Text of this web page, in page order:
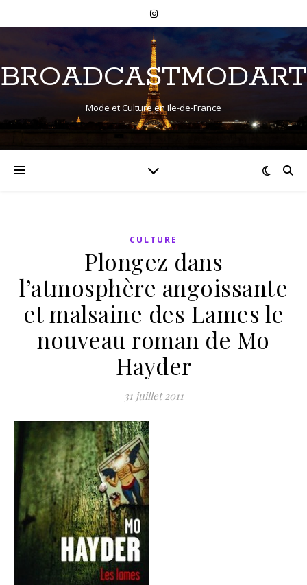
BROADCASTMODART
Mode et Culture en Ile-de-France
CULTURE
Plongez dans
l’atmosphère angoissante
et malsaine des Lames le
nouveau roman de Mo
Hayder
31 juillet 2011